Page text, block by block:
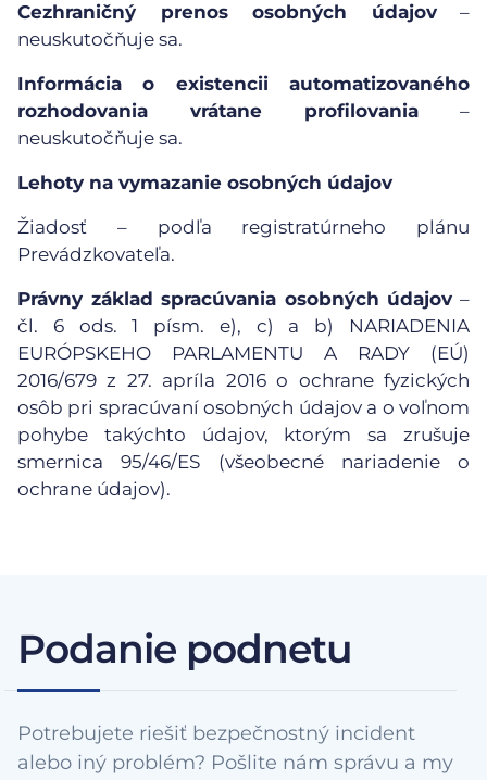
Cezhraničný prenos osobných údajov–
neuskutočňuje sa.
Informácia o existencii automatizovaného
rozhodovania vrátane profilovania –
neuskutočňuje sa.
Lehoty na vymazanie osobných údajov
Žiadosť – podľa registratúrneho plánu
Prevádzkovateľa.
Právny základ spracúvania osobných údajov –
čl. 6 ods. 1 písm. e), c) a b) NARIADENIA
EURÓPSKEHO PARLAMENTU A RADY (EÚ)
2016/679 z 27. apríla 2016 o ochrane fyzických
osôb pri spracúvaní osobných údajov a o voľnom
pohybe takýchto údajov, ktorým sa zrušuje
smernica 95/46/ES (všeobecné nariadenie o
ochrane údajov).
Podanie podnetu
Potrebujete riešiť bezpečnostný incident
alebo iný problém? Pošlite nám správu a my